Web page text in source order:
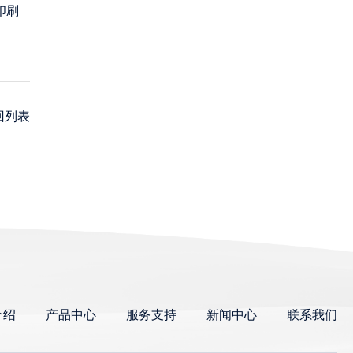
刷
列表
绍 产品中心 服务支持 新闻中心 联系我们